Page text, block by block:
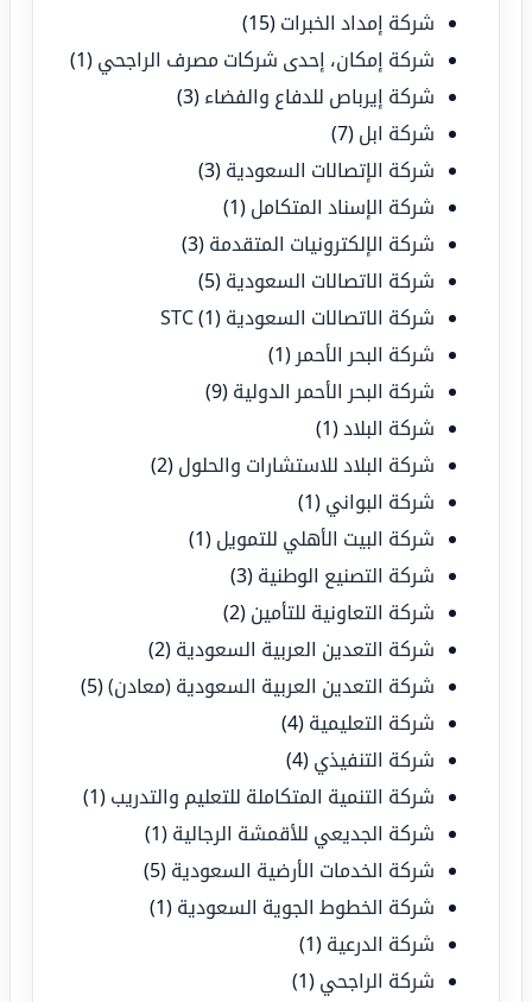
شركة إمداد الخبرات (15)
شركة إمكان، إحدى شركات مصرف الراجحي (1)
شركة إيرباص للدفاع والفضاء (3)
شركة ابل (7)
شركة الإتصالات السعودية (3)
شركة الإسناد المتكامل (1)
شركة الإلكترونيات المتقدمة (3)
شركة الاتصالات السعودية (5)
شركة الاتصالات السعودية STC (1)
شركة البحر الأحمر (1)
شركة البحر الأحمر الدولية (9)
شركة البلاد(1)
شركة البلاد للاستشارات والحلول (2)
شركة البواني (1)
شركة البيت الأهلي للتمويل (1)
شركة التصنيع الوطنية (3)
شركة التعاونية للتأمين (2)
شركة التعدين العربية السعودية (2)
شركة التعدين العربية السعودية (معادن)(5)
شركة التعليمية (4)
شركة التنفيذي (4)
شركة التنمية المتكاملة للتعليم والتدريب (1)
شركة الجديعي للأقمشة الرجالية (1)
شركة الخدمات الأرضية السعودية (5)
شركة الخطوط الجوية السعودية (1)
شركة الدرعية (1)
شركة الراجحي (1)